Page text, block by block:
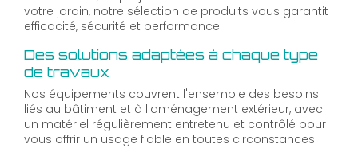
votre jardin, notre sélection de produits vous garantit
efficacité, sécurité et performance.
Des solutions adaptées à chaque type
de travaux
Nos équipements couvrent l'ensemble des besoins
liés au bâtiment et à l'aménagement extérieur, avec
un matériel régulièrement entretenu et contrôlé pour
vous offrir un usage fiable en toutes circonstances.